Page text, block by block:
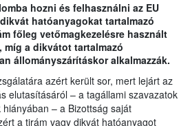
hozni és felhasználni az EU
hatóanyagokat tartalmazó
főleg vetőmagkezelésre használt
a dikvátot tartalmazó
állományszárításkor alkalmazzák.
azért került sor, mert lejárt az
elutasításáról – a tagállami szavazatok
– a Bizottság saját
a tirám vagy dikvát hatóanyagot